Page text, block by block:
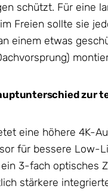
schützt. Für eine
Freien sollte sie
einem etwas
zur
eine höhere 4K-
für bessere Low-
3-fach optisches
stärkere